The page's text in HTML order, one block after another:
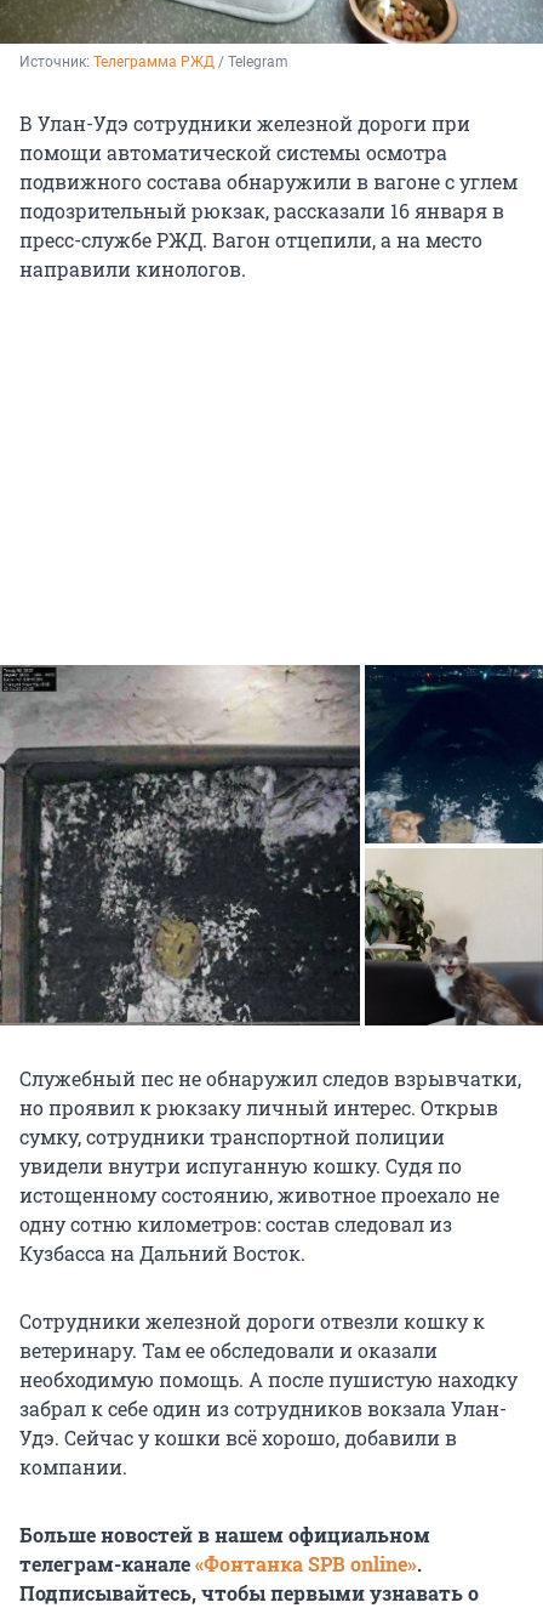
Источник: Телеграмма РЖД / Telegram
В Улан-Удэ сотрудники железной дороги при
помощи автоматической системы осмотра
подвижного состава обнаружили в вагоне с углем
подозрительный рюкзак, рассказали 16 января в
пресс-службе РЖД. Вагон отцепили, а на место
направили кинологов.
Служебный пес не обнаружил следов взрывчатки,
но проявил к рюкзаку личный интерес. Открыв
сумку, сотрудники транспортной полиции
увидели внутри испуганную кошку. Судя по
истощенному состоянию, животное проехало не
одну сотню километров: состав следовал из
Кузбасса на Дальний Восток.
Сотрудники железной дороги отвезли кошку к
ветеринару. Там ее обследовали и оказали
необходимую помощь. А после пушистую находку
забрал к себе один из сотрудников вокзала Улан-
Удэ. Сейчас у кошки всё хорошо, добавили в
компании.
Больше новостей в нашем официальном
телеграм-канале«Фонтанка SPB online».
Подписывайтесь, чтобы первыми узнавать о